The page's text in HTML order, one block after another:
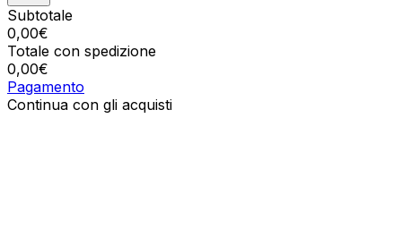
Subtotale
0,00€
Totale con spedizione
0,00€
Pagamento
Continua con gli acquisti